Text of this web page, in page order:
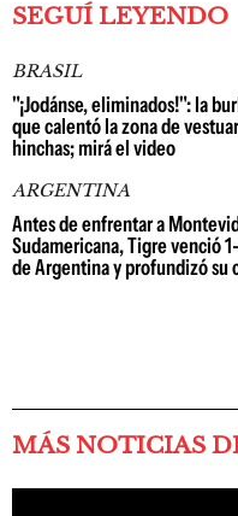
SEGUÍ LEYENDO
BRASIL
"¡Jodánse, eliminados!": la
que calentó la zona de
hinchas; mirá el video
ARGENTINA
Antes de enfrentar a
Sudamericana, Tigre venció
de Argentina y profundizó su
MÁS NOTICIAS